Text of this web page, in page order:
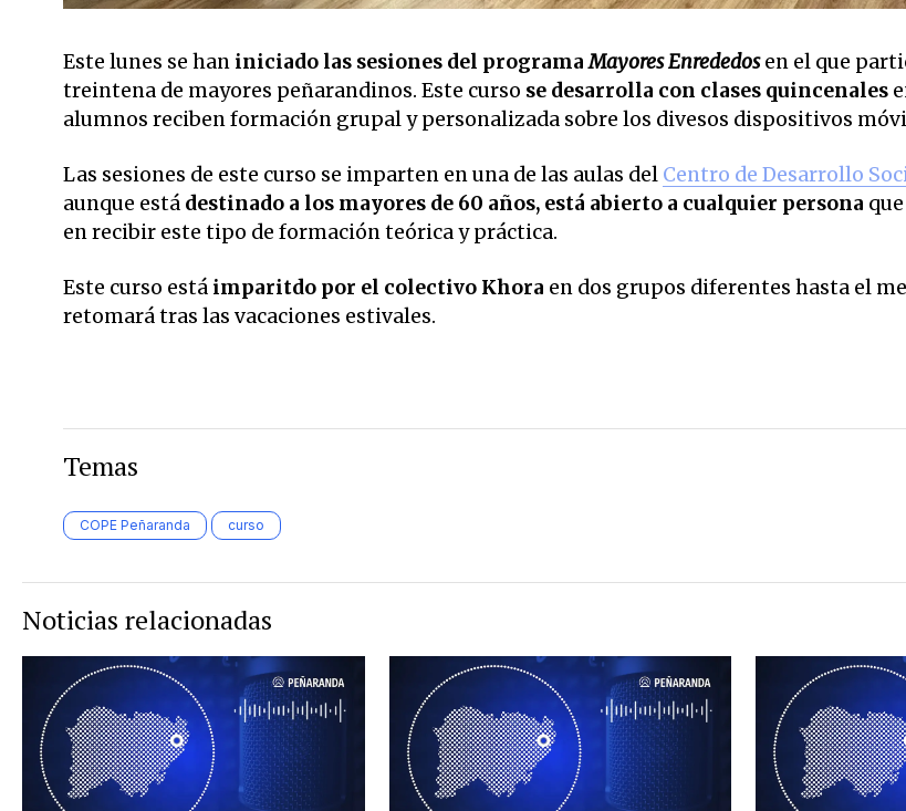
Este lunes se han iniciado las sesiones del programaMayores Enrededosen el que
treintena de mayores peñarandinos. Este curso se desarrolla con clases quincenales
alumnos reciben formación grupal y personalizada sobre los divesos dispositivos
Las sesiones de este curso se imparten en una de las aulas del Centro de Desarrollo
aunque está destinado a los mayores de 60 años, está abierto a cualquier persona
en recibir este tipo de formación teórica y práctica.
Este curso está imparitdo por el colectivo Khora en dos grupos diferentes hasta el
retomará tras las vacaciones estivales.
Temas
COPE Peñaranda curso
Noticias relacionadas